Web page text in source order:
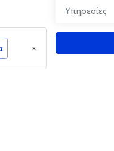
Υπηρεσίες